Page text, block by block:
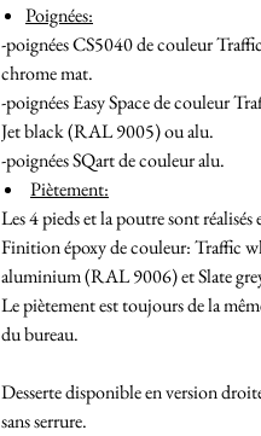
Poignées:
-poignées CS5040 de couleur
chrome mat.
-poignées Easy Space de couleur
Jet black (RAL 9005) ou alu.
-poignées SQart de couleur alu.
Piètement:
Les 4 pieds et la poutre sont
Finition époxy de couleur: Traffic
aluminium (RAL 9006) et Slate
Le piètement est toujours de la
du bureau.
Desserte disponible en version
sans serrure.